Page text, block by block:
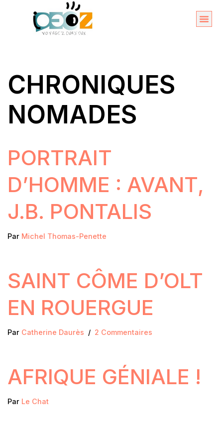
CHRONIQUES
NOMADES
PORTRAIT
D’HOMME : AVANT,
J.B. PONTALIS
Par Michel Thomas-Penette
SAINT CÔME D’OLT
EN ROUERGUE
Par Catherine Daurès 2 Commentaires
AFRIQUE GÉNIALE !
Par Le Chat